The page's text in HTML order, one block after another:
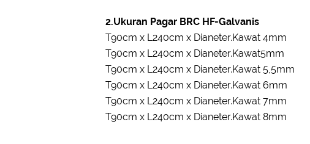
2.Ukuran Pagar BRC HF-Galvanis
T90cm x L240cm x Dianeter.Kawat 4mm
T90cm x L240cm x Dianeter.Kawat5mm
T90cm x L240cm x Dianeter.Kawat 5,5mm
T90cm x L240cm x Dianeter.Kawat 6mm
T90cm x L240cm x Dianeter.Kawat 7mm
T90cm x L240cm x Dianeter.Kawat 8mm